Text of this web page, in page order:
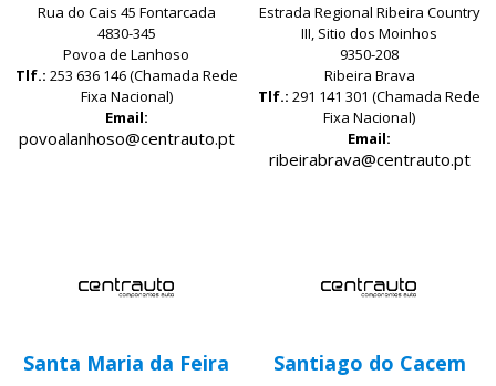
Rua do Cais 45 Fontarcada
4830-345
Povoa de Lanhoso
Tlf.: 253 636 146 (Chamada Rede
Fixa Nacional)
Email:
povoalanhoso@centrauto.pt
Estrada Regional Ribeira Country
III, Sitio dos Moinhos
9350-208
Ribeira Brava
Tlf.:291 141 301 (Chamada Rede
Fixa Nacional)
Email:
ribeirabrava@centrauto.pt
Santa Maria da Feira Santiago do Cacem